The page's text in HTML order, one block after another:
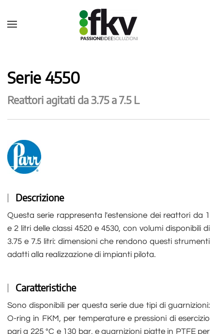
Serie 4550
Reattori agitati da 3.75 a 7.5 L
Descrizione
Questa serie rappresenta l'estensione dei reattori da 1
e 2 litri delle classi 4520 e 4530, con volumi disponibili di
3.75 e 7.5 litri: dimensioni che rendono questi strumenti
adatti alla realizzazione di impianti pilota.
Caratteristiche
Sono disponibili per questa serie due tipi di guarnizioni:
O-ring in FKM, per temperature e pressioni di esercizio
pari a 225 °C e 130 bar, e guarnizioni piatte in PTFE per